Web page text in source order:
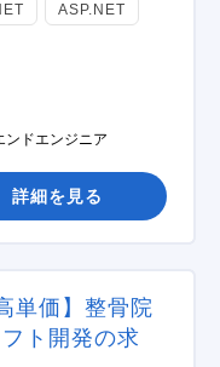
ASP.NET
ンドエンジニア
詳細を見る
単価】整骨院
ト開発の求